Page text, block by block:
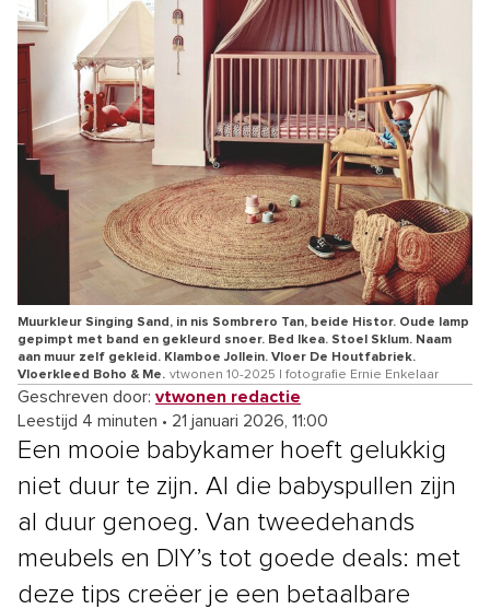
Muurkleur Singing Sand, in nis Sombrero Tan, beide Histor. Oude lamp
gepimpt met band en gekleurd snoer. Bed Ikea. Stoel Sklum. Naam
aan muur zelf gekleid. Klamboe Jollein. Vloer De Houtfabriek.
Vloerkleed Boho & Me. vtwonen 10-2025 | fotografie Ernie Enkelaar
Geschreven door: vtwonen redactie
Leestijd 4 minuten • 21 januari 2026, 11:00
Een mooie babykamer hoeft gelukkig
niet duur te zijn. Al die babyspullen zijn
al duur genoeg. Van tweedehands
meubels en DIY’s tot goede deals: met
deze tips creëer je een betaalbare